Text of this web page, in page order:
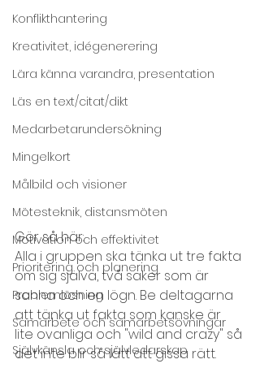
Konflikthantering
Kreativitet, idégenerering
Lära känna varandra, presentation
Läs en text/citat/dikt
Medarbetarundersökning
Mingelkort
Målbild och visioner
Mötesteknik, distansmöten
Motivation och effektivitet
Prioritering och planering
Problemlösning
Samarbete och samarbetsövningar
Självkänsla och självledarskap
Gör så här:
Alla i gruppen ska tänka ut tre fakta
om sig själva, två saker som är
sanna och en lögn. Be deltagarna
att tänka ut fakta som kanske är
lite ovanliga och "wild and crazy" så
det inte blir så lätt att gissa rätt.